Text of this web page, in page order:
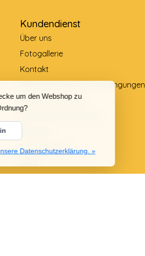
um den Webshop zu
Datenschutzerklärung. »
Kundendienst
Über uns
Fotogallerie
Kontakt
Allgemeine Geschäftsbedingungen
Zahlungsmethode
Größentabelle